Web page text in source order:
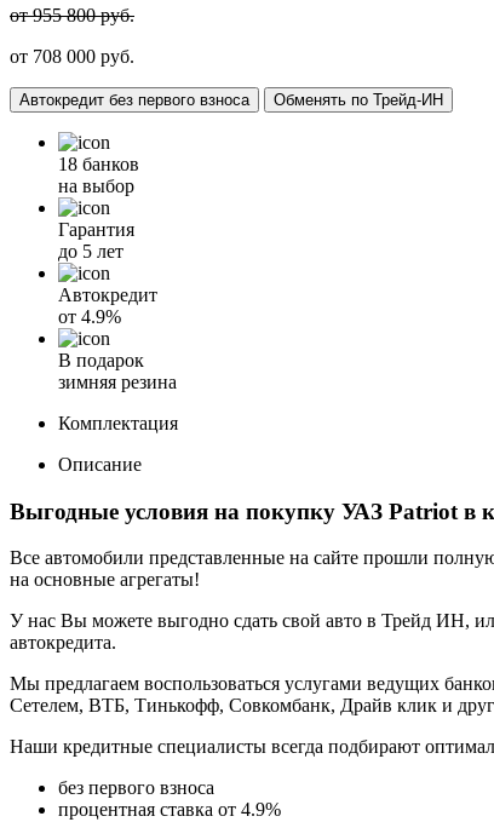
от 955 800 руб.
от 708 000 руб.
Автокредит без первого взноса Обменять по Трейд-ИН
18 банков
на выбор
Гарантия
до 5 лет
Автокредит
от 4.9%
В подарок
зимняя резина
Комплектация
Описание
Выгодные условия на покупку УАЗ Patriot в
Все автомобили представленные на сайте прошли
на основные агрегаты!
У нас Вы можете выгодно сдать свой авто в Трейд ИН,
автокредита.
Мы предлагаем воспользоваться услугами ведущих
Сетелем, ВТБ, Тинькофф, Совкомбанк, Драйв клик и
Наши кредитные специалисты всегда подбирают
без первого взноса
процентная ставка от 4.9%